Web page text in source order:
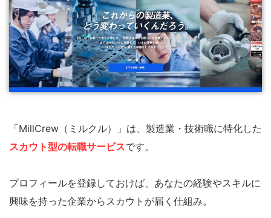
「MillCrew（ミルクル）」は、製造業・技術職に特化した
スカウト型の転職サービスです。
プロフィールを登録しておけば、あなたの経験やスキルに
興味を持った企業からスカウトが届く仕組み。